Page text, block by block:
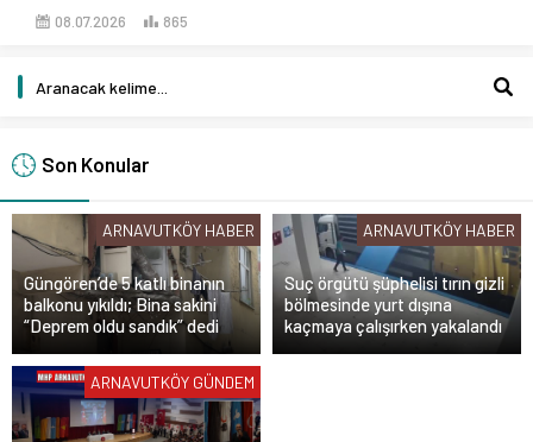
08.07.2026 865
Son Konular
ARNAVUTKÖY HABER
Güngören’de 5 katlı binanın
balkonu yıkıldı; Bina sakini
“Deprem oldu sandık” dedi
ARNAVUTKÖY HABER
Suç örgütü şüphelisi tırın gizli
bölmesinde yurt dışına
kaçmaya çalışırken yakalandı
ARNAVUTKÖY GÜNDEM